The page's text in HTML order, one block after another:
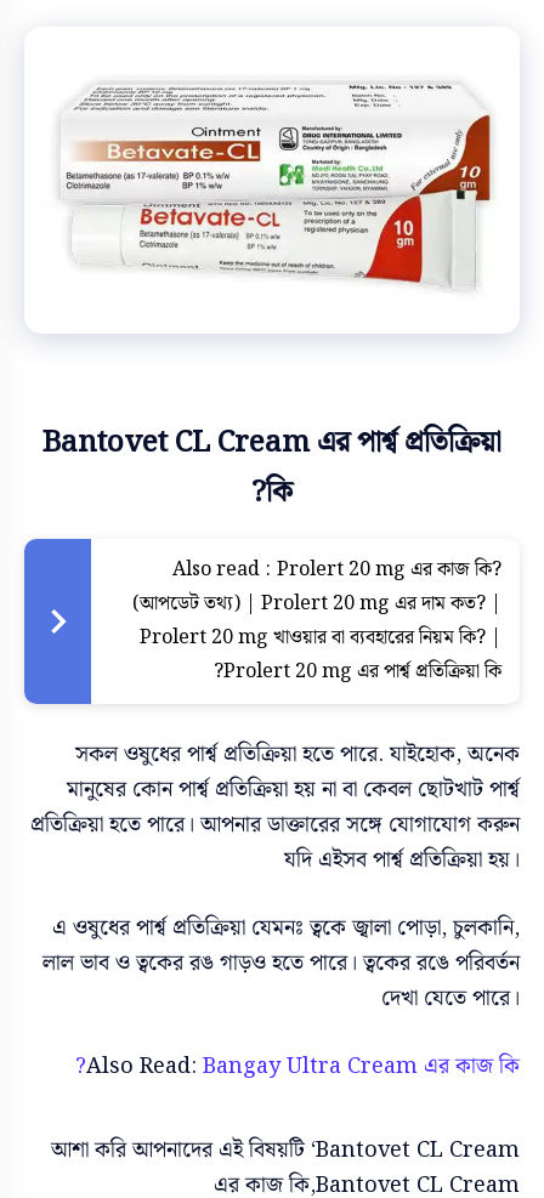
Bantovet CL Cream এর পার্শ্ব প্রতিক্রিয়া
কি?
Also read : Prolert 20 mg এর কাজ কি?
(আপডেট তথ্য) | Prolert 20 mg এর দাম কত? |
Prolert 20 mg খাওয়ার বা ব্যবহারের নিয়ম কি? |
Prolert 20 mg এর পার্শ্ব প্রতিক্রিয়া কি?
সকল ওষুধের পার্শ্ব প্রতিক্রিয়া হতে পারে. যাইহোক, অনেক
মানুষের কোন পার্শ্ব প্রতিক্রিয়া হয় না বা কেবল ছোটখাট পার্শ্ব
প্রতিক্রিয়া হতে পারে। আপনার ডাক্তারের সঙ্গে যোগাযোগ করুন
যদি এইসব পার্শ্ব প্রতিক্রিয়া হয়।
এ ওষুধের পার্শ্ব প্রতিক্রিয়া যেমনঃ ত্বকে জ্বালা পোড়া, চুলকানি,
লাল ভাব ও ত্বকের রঙ গাড়ও হতে পারে। ত্বকের রঙে পরিবর্তন
দেখা যেতে পারে।
Also Read: Bangay Ultra Cream এর কাজ কি?
আশা করি আপনাদের এই বিষয়টি ‘Bantovet CL Cream
এর কাজ কি,Bantovet CL Cream